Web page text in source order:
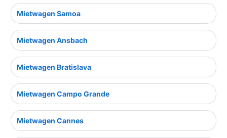
Mietwagen Samoa
Mietwagen Ansbach
Mietwagen Bratislava
Mietwagen Campo Grande
Mietwagen Cannes